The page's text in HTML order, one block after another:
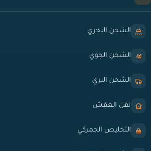
الشحن البحري
الشحن الجوي
الشحن البري
نقل العفش
التخليص الجمركي